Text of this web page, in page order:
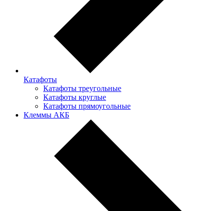
Катафоты
Катафоты треугольные
Катафоты круглые
Катафоты прямоугольные
Клеммы АКБ